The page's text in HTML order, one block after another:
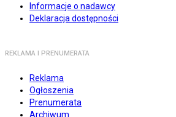
Informacje o nadawcy
Deklaracja dostępności
REKLAMA I PRENUMERATA
Reklama
Ogłoszenia
Prenumerata
Archiwum